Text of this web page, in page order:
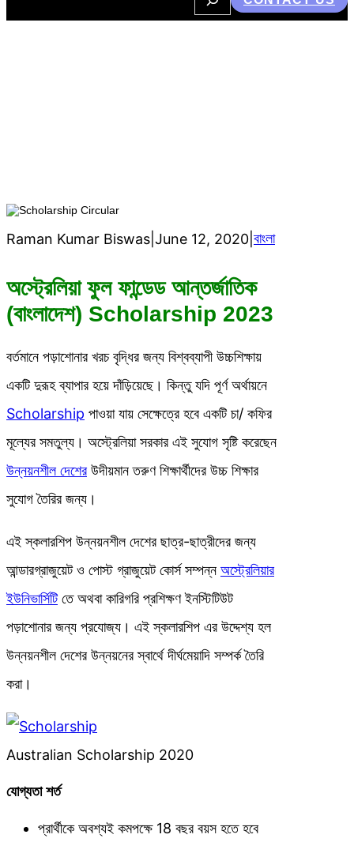
a
Raman Kumar Biswas June 12, 2020 বাংলা
অস্ট্রেলিয়া ফুল ফান্ডেড আন্তর্জাতিক
(বাংলাদেশ) Scholarship 2023
বর্তমানে পড়াশোনার খরচ বৃদ্ধির জন্য বিশ্বব্যাপী উচ্চশিক্ষায়
একটি দুরূহ ব্যাপার হয়ে দাঁড়িয়েছে। কিন্তু যদি পূর্ণ অর্থায়নে
Scholarship পাওয়া যায় সেক্ষেত্রে হবে একটি চা/ কফির
মূল্যের সমতুল্য। অস্ট্রেলিয়া সরকার এই সুযোগ সৃষ্টি করেছেন
উন্নয়নশীল দেশেরউদীয়মান তরুণ শিক্ষার্থীদের উচ্চ শিক্ষার
সুযোগ তৈরির জন্য।
এই স্কলারশিপ উন্নয়নশীল দেশের ছাত্র-ছাত্রীদের জন্য
আন্ডারগ্রাজুয়েট ও পোস্ট গ্রাজুয়েট কোর্স সম্পন্ন অস্ট্রেলিয়ার
ইউনিভার্সিটিতে অথবা কারিগরি প্রশিক্ষণ ইনস্টিটিউট
পড়াশোনার জন্য প্রযোজ্য। এই স্কলারশিপ এর উদ্দেশ্য হল
উন্নয়নশীল দেশের উন্নয়নের স্বার্থে দীর্ঘমেয়াদি সম্পর্ক তৈরি
করা।
Australian Scholarship 2020
যোগ্যতা শর্ত
প্রার্থীকে অবশ্যই কমপক্ষে 18 বছর বয়স হতে হবে